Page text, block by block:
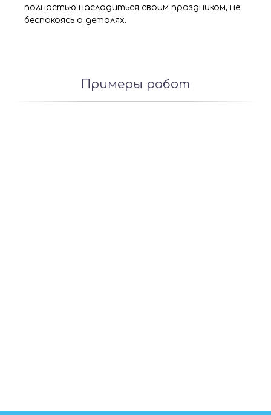
полностью насладиться своим праздником, не
беспокоясь о деталях.
Примеры работ